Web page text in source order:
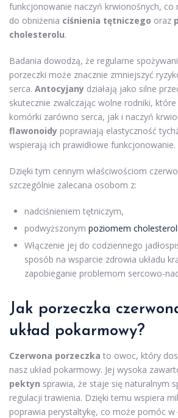
funkcjonowanie naczyń krwionośnych, co
do obniżenia ciśnienia tętniczego oraz
cholesterolu.
Badania dowodzą, że regularne
porzeczki może znacznie zmniejszyć
serca. Antocyjany działają jako silne
skutecznie zwalczając wolne rodniki,
komórki zarówno serca, jak i naczyń
flawonoidy poprawiają elastyczność
wspierają ich prawidłowe funkcjonowanie.
Dzięki tym cennym właściwościom
szczególnie zalecana osobom z:
nadciśnieniem tętniczym,
podwyższonym poziomem
Włączenie jej do codziennego
sposób na wsparcie zdrowia układu
zapobieganie problemom sercowo-
Jak porzeczka
układ pokarmowy?
Czerwona porzeczka to owoc, który
nasz układ pokarmowy. Jej wysoka
pektyn sprawia, że staje się naturalnym
regulacji trawienia. Dzięki temu wspiera
poprawia perystaltykę, co może pomóc w